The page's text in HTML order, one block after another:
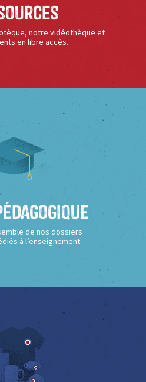
notre vidéothèque et
en libre accès.
de nos dossiers
à l’enseignement.